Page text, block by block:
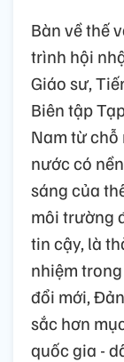
Bàn về thế
trình hội
Giáo sư,
Biên tập
Nam từ chỗ
nước có
sáng của
môi trường
tin cậy, là
nhiệm
đổi mới,
sắc hơn
quốc gia -